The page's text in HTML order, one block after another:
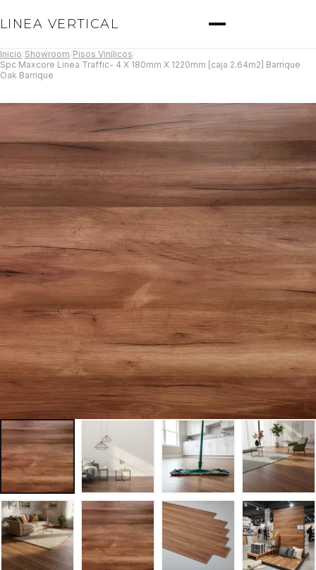
LINEA VERTICAL
Inicio Showroom Pisos Vinílicos
Spc Maxcore Linea Traffic- 4 X 180mm X 1220mm [caja 2.64m2] Barrique
Oak Barrique